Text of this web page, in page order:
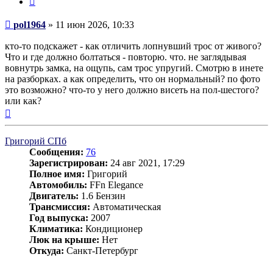
Сообщение
pol1964 » 11 июн 2026, 10:33
кто-то подскажет - как отличить лопнувший трос от живого?
Что и где должно болтаться - повторю. что. не заглядывая
вовнутрь замка, на ощупь, сам трос упругий. Смотрю в инете
на разборках. а как определить, что он нормальный? по фото
это возможно? что-то у него должно висеть на пол-шестого?
или как?
Григорий СПб
Сообщения: 76
Зарегистрирован: 24 авг 2021, 17:29
Полное имя: Григорий
Автомобиль: FFn Elegance
Двигатель: 1.6 Бензин
Трансмиссия: Автоматическая
Год выпуска: 2007
Климатика: Кондиционер
Люк на крыше: Нет
Откуда: Санкт-Петербург